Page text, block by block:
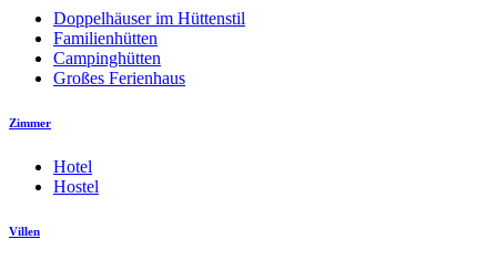
Doppelhäuser im Hüttenstil
Familienhütten
Campinghütten
Großes Ferienhaus
Zimmer
Hotel
Hostel
Villen